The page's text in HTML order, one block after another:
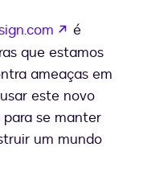
se abre
é
que estamos
ameaças em
este novo
se manter
um mundo